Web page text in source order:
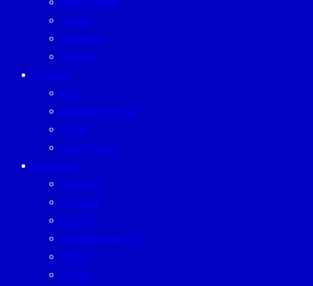
INVESTMENT
TREND
BUSINESS
PEOPLE
FORUM
CEO
ENTREPRENEUR
GURU
SUSTAINISM
LIFESTYLE
BEAUTY
CAREER
EATERY
ENTERTAINMENT
FAMILY
LIVING